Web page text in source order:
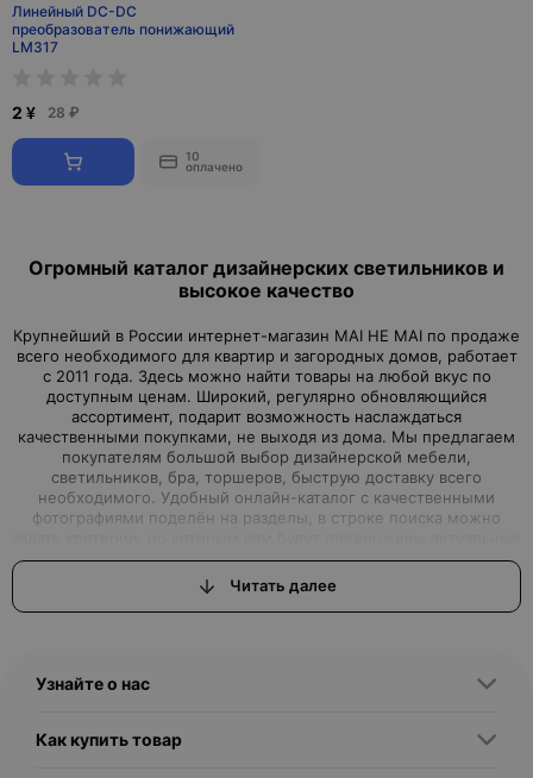
Линейный DC-DC
преобразователь понижающий
LM317
2 ¥ 28 ₽
10
оплачено
Огромный каталог дизайнерских светильников и
высокое качество
Крупнейший в России интернет-магазин MAI HE MAI по продаже
всего необходимого для квартир и загородных домов, работает
с 2011 года. Здесь можно найти товары на любой вкус по
доступным ценам. Широкий, регулярно обновляющийся
ассортимент, подарит возможность наслаждаться
качественными покупками, не выходя из дома. Мы предлагаем
покупателям большой выбор дизайнерской мебели,
светильников, бра, торшеров, быструю доставку всего
необходимого. Удобный онлайн-каталог с качественными
фотографиями поделён на разделы, в строке поиска можно
варианты товаров нашего магазина.Интернет-магазин, где вы
можете найти всё, что ищете
Вы задумали начать ремонт или просто обновить дизайн
предложения, которые смогут удовлетворить самые
неповторимым. Дизайнерские светильники купить любых
Читать далее
Узнайте о нас
Как купить товар